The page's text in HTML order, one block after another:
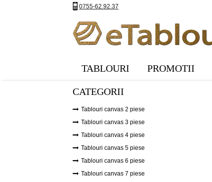
0755-62.92.37
TABLOURI PROMOTII
CATEGORII
Tablouri canvas 2 piese
Tablouri canvas 3 piese
Tablouri canvas 4 piese
Tablouri canvas 5 piese
Tablouri canvas 6 piese
Tablouri canvas 7 piese